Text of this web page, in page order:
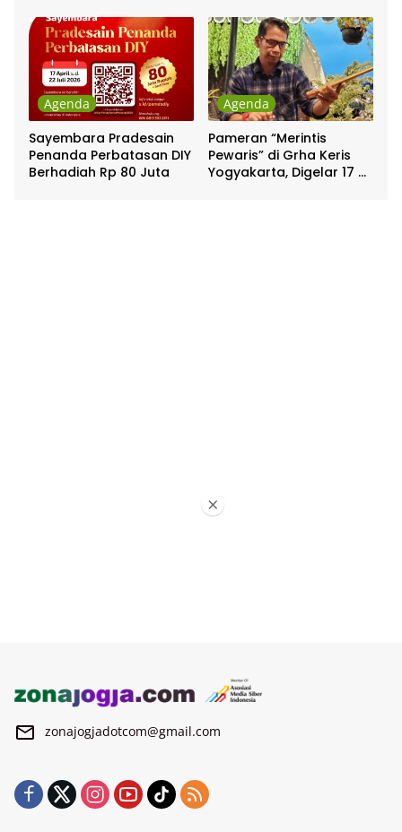
Agenda
Sayembara Pradesain
Penanda Perbatasan DIY
Berhadiah Rp 80 Juta
Agenda
Pameran “Merintis
Pewaris” di Grha Keris
Yogyakarta, Digelar 17 –
zonajogjadotcom@gmail.com
×